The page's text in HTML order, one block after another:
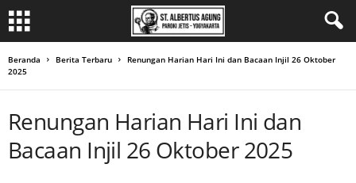
Beranda Berita Terbaru
Renungan Harian Hari Ini dan Bacaan Injil 26 Oktober
2025
Renungan Harian Hari Ini dan
Bacaan Injil 26 Oktober 2025